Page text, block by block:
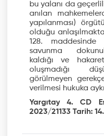
bu yalanı da
anılan
yapılanması)
olduğu
128.
savunma
kaldığı ve
oluşmadığı
görülmeyen
verilmesi hukuka
Yargıtay 4. CD
2023/21133 Tarih: